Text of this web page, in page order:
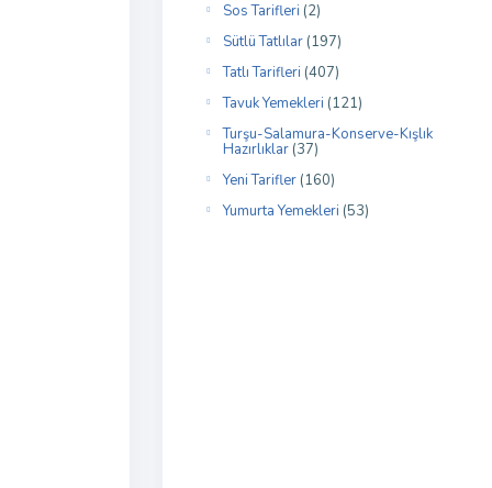
Sos Tarifleri (2)
Sütlü Tatlılar (197)
Tatlı Tarifleri (407)
Tavuk Yemekleri (121)
Turşu-Salamura-Konserve-Kışlık
Hazırlıklar (37)
Yeni Tarifler (160)
Yumurta Yemekleri (53)